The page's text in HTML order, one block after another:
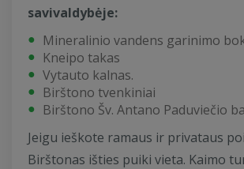
savivaldybėje:
Mineralinio vandens garinimo
Kneipo takas
Vytauto kalnas.
Birštono tvenkiniai
Birštono Šv. Antano Paduviečio
Jeigu ieškote ramaus ir privataus
Birštonas išties puiki vieta. Kaimo